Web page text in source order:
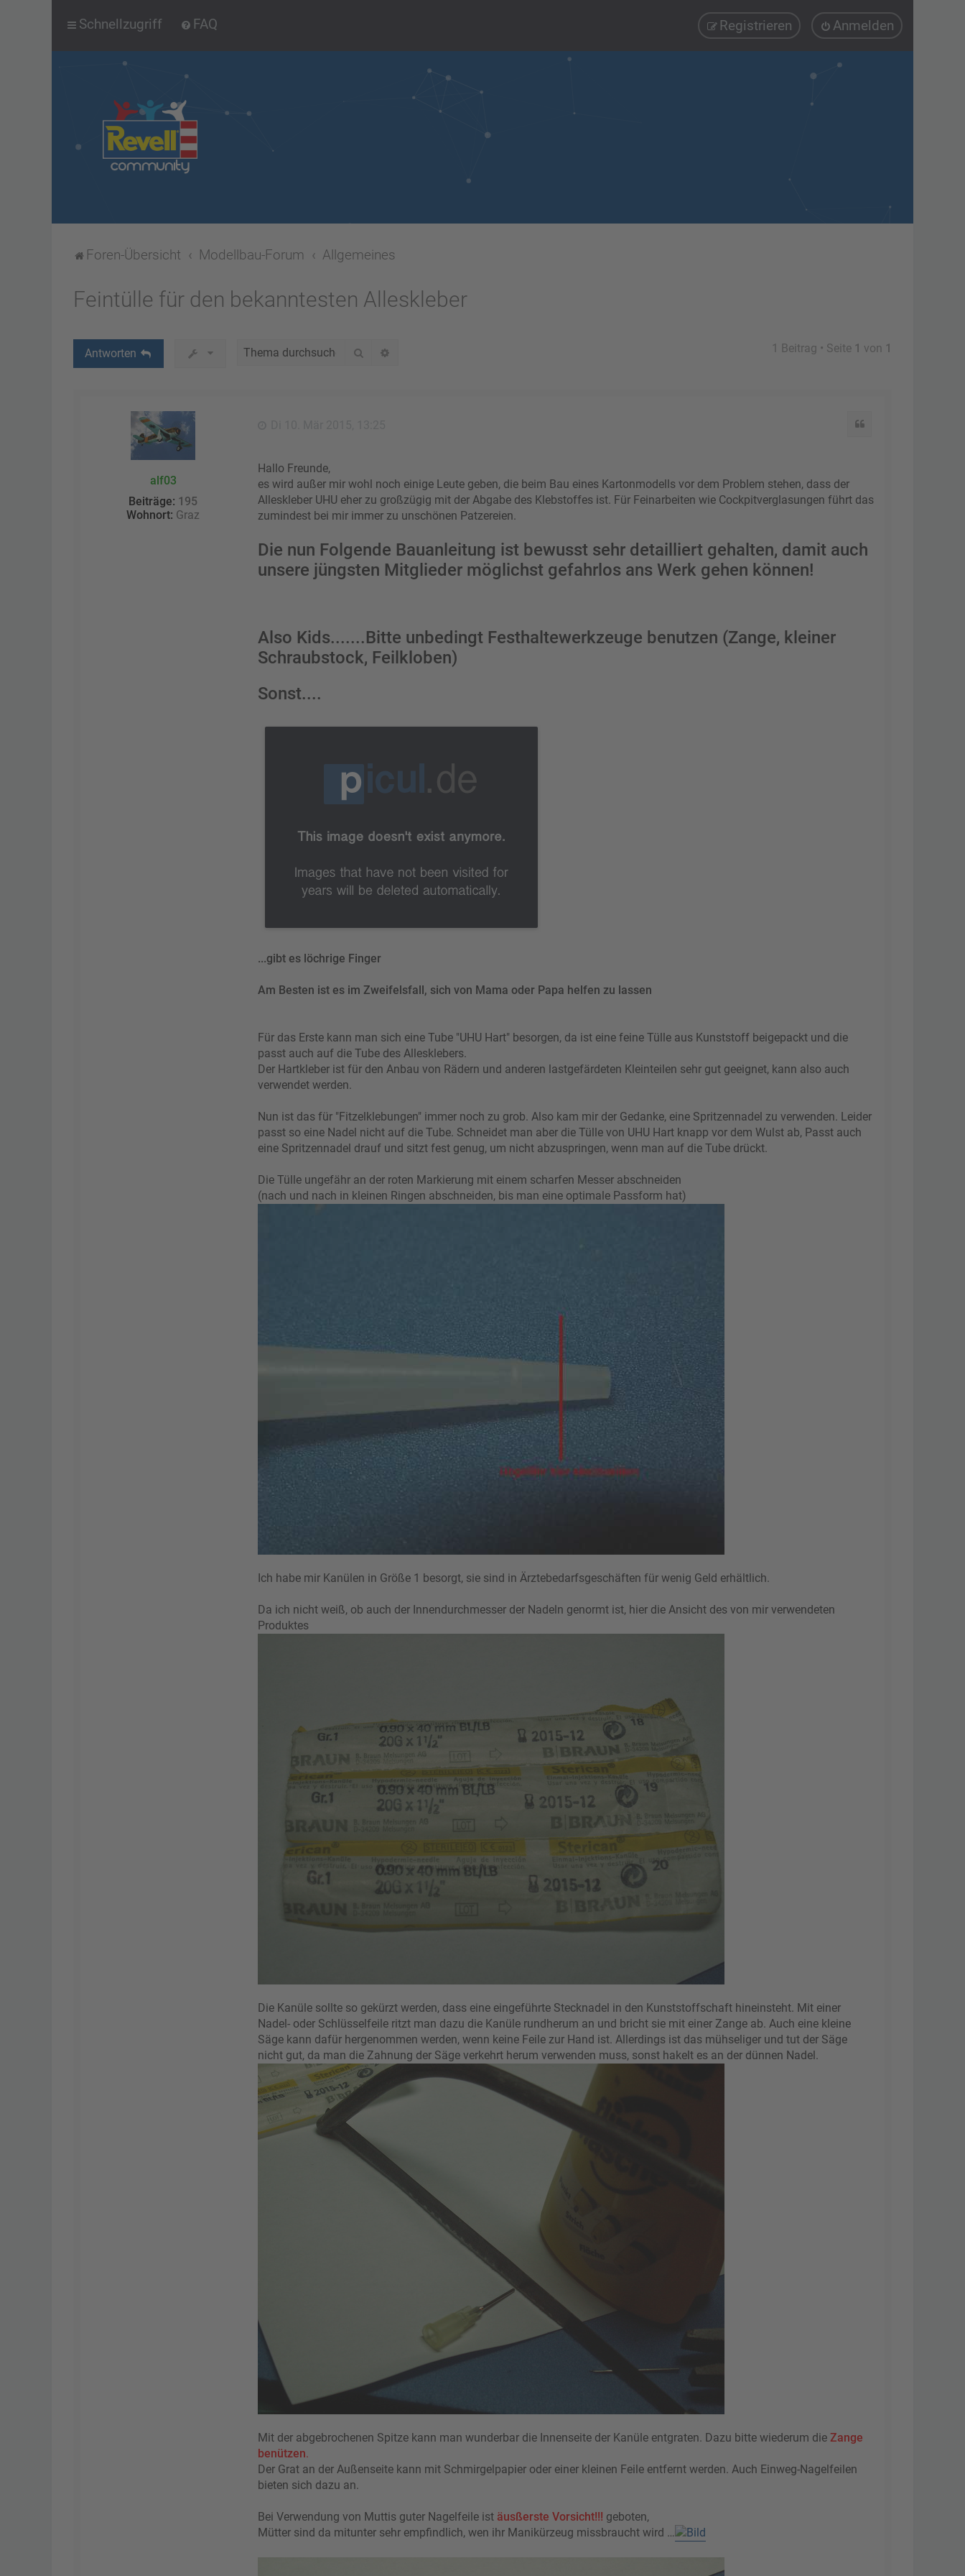
Schnellzugriff FAQ Anmelden
Registrieren
Foren-Übersicht Modellbau-Forum Allgemeines
Feintülle für den bekanntesten Alleskleber
Antworten Suche 1 Beitrag • Seite 1 von 1
alf03
Beiträge: 195
Wohnort: Graz
Hallo Freunde,
es wird außer mir wohl noch einige Leute geben, die beim Bau eines Kartonmodells vor dem Problem stehen, dass der
Alleskleber UHU eher zu großzügig mit der Abgabe des Klebstoffes ist. Für Feinarbeiten wie Cockpitverglasungen führt das
zumindest bei mir immer zu unschönen Patzereien.
Die nun Folgende Bauanleitung ist bewusst sehr detailliert gehalten, damit auch
unsere jüngsten Mitglieder möglichst gefahrlos ans Werk gehen können!
Also Kids.......Bitte unbedingt Festhaltewerkzeuge benutzen (Zange, kleiner
Schraubstock, Feilkloben)
Sonst....
...gibt es löchrige Finger
Am Besten ist es im Zweifelsfall, sich von Mama oder Papa helfen zu lassen
Für das Erste kann man sich eine Tube "UHU Hart" besorgen, da ist eine feine Tülle aus Kunststoff beigepackt und die
passt auch auf die Tube des Allesklebers.
Der Hartkleber ist für den Anbau von Rädern und anderen lastgefärdeten Kleinteilen sehr gut geeignet, kann also auch
verwendet werden.
Nun ist das für "Fitzelklebungen" immer noch zu grob. Also kam mir der Gedanke, eine Spritzennadel zu verwenden. Leider
passt so eine Nadel nicht auf die Tube. Schneidet man aber die Tülle von UHU Hart knapp vor dem Wulst ab, Passt auch
eine Spritzennadel drauf und sitzt fest genug, um nicht abzuspringen, wenn man auf die Tube drückt.
Die Tülle ungefähr an der roten Markierung mit einem scharfen Messer abschneiden
(nach und nach in kleinen Ringen abschneiden, bis man eine optimale Passform hat)
Ich habe mir Kanülen in Größe 1 besorgt, sie sind in Ärztebedarfsgeschäften für wenig Geld erhältlich.
Da ich nicht weiß, ob auch der Innendurchmesser der Nadeln genormt ist, hier die Ansicht des von mir verwendeten
Produktes
Die Kanüle sollte so gekürzt werden, dass eine eingeführte Stecknadel in den Kunststoffschaft hineinsteht. Mit einer
Nadel- oder Schlüsselfeile ritzt man dazu die Kanüle rundherum an und bricht sie mit einer Zange ab. Auch eine kleine
Säge kann dafür hergenommen werden, wenn keine Feile zur Hand ist. Allerdings ist das mühseliger und tut der Säge
nicht gut, da man die Zahnung der Säge verkehrt herum verwenden muss, sonst hakelt es an der dünnen Nadel.
Mit der abgebrochenen Spitze kann man wunderbar die Innenseite der Kanüle entgraten. Dazu bitte wiederum die Zange
benützen.
Der Grat an der Außenseite kann mit Schmirgelpapier oder einer kleinen Feile entfernt werden. Auch Einweg-Nagelfeilen
bieten sich dazu an.
Bei Verwendung von Muttis guter Nagelfeile ist äusßerste Vorsicht!!! geboten,
Mütter sind da mitunter sehr empfindlich, wen ihr Manikürzeug missbraucht wird …